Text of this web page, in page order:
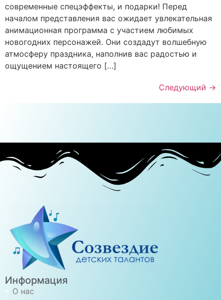
современные спецэффекты, и подарки! Перед
началом представления вас ожидает увлекательная
анимационная программа с участием любимых
новогодних персонажей. Они создадут волшебную
атмосферу праздника, наполнив вас радостью и
ощущением настоящего […]
Следующий →
Информация
О нас